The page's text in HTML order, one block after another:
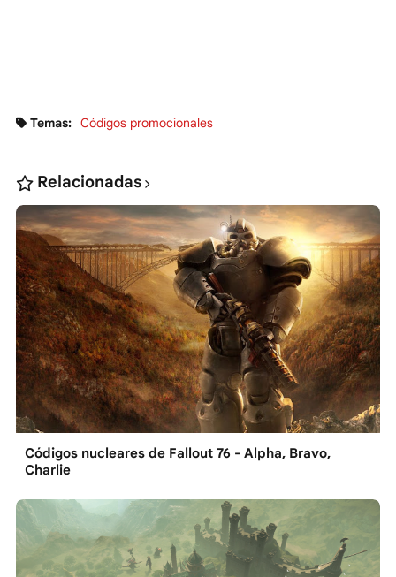
Temas: Códigos promocionales
Relacionadas
Códigos nucleares de Fallout 76 - Alpha, Bravo,
Charlie